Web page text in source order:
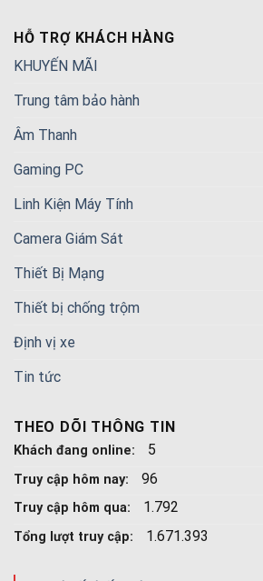
HỖ TRỢ KHÁCH HÀNG
KHUYẾN MÃI
Trung tâm bảo hành
Âm Thanh
Gaming PC
Linh Kiện Máy Tính
Camera Giám Sát
Thiết Bị Mạng
Thiết bị chống trộm
Định vị xe
Tin tức
THEO DÕI THÔNG TIN
Khách đang online: 5
Truy cập hôm nay: 96
Truy cập hôm qua: 1.792
Tổng lượt truy cập: 1.671.393